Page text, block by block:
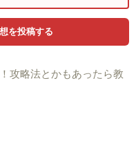
攻略法とかもあったら教